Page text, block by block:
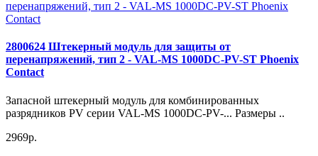
2800624 Штекерный модуль для защиты от
перенапряжений, тип 2 - VAL-MS 1000DC-PV-ST Phoenix
Contact
Запасной штекерный модуль для комбинированных
разрядников PV серии VAL-MS 1000DC-PV-... Размеры ..
2969р.